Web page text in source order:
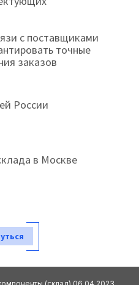
с поставщиками
точные
заказов
России
в Москве